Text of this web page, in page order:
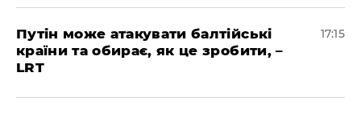
​Путін може атакувати балтійські
країни та обирає, як це зробити, –
LRT
17:15